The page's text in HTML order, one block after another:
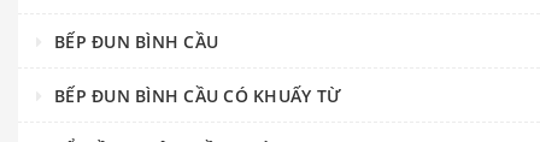
BẾP ĐUN BÌNH CẦU
BẾP ĐUN BÌNH CẦU CÓ KHUẤY TỪ